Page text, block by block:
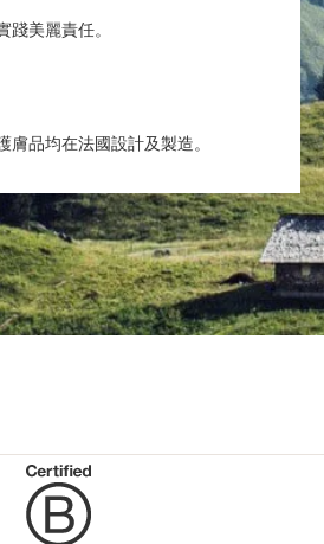
美麗責任。
品均在法國設計及製造。